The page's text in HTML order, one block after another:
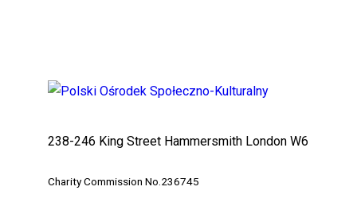
238-246 King Street Hammersmith London W6 0RF
Charity Commission No.236745